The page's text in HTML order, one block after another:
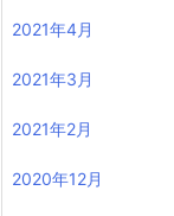
2021年4月
2021年3月
2021年2月
2020年12月